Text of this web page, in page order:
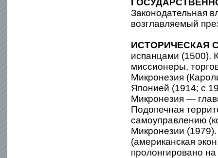
Законодательная
возглавляемый
ИСТОРИЧЕСКАЯ
испанцами (1500).
миссионеры,
Микронезия
Японией (1914; с
Микронезия —
Подопечная
самоуправлению
Микронезии
(американская
пролонгировано